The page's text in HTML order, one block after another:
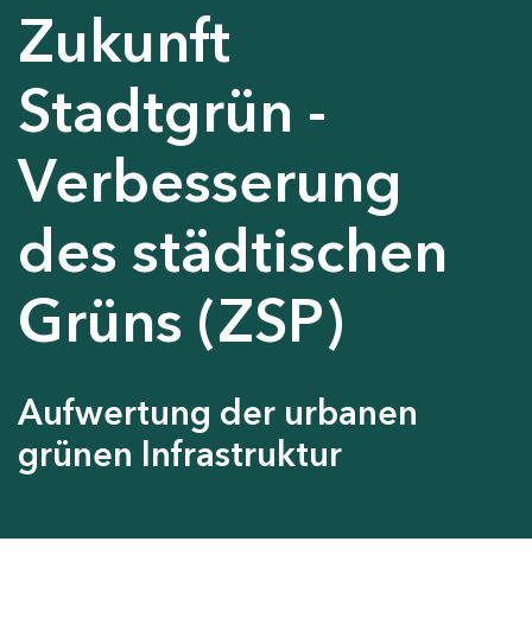
Zukunft
Stadtgrün -
Verbesserung
des städtischen
Grüns (ZSP)
Aufwertung der urbanen
grünen Infrastruktur